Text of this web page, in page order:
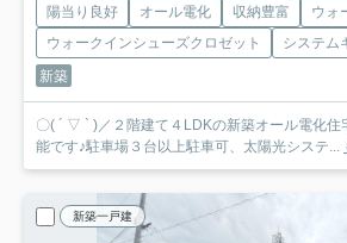
陽当り良好 オール電化 収納豊富
ウォ
ウォークインシューズクロゼット
システム
新築
〇( ´ ▽ ` )／２階建て４LDKの新築オール電化住
能です♪駐車場３台以上駐車可、太陽光システ...
新築一戸建